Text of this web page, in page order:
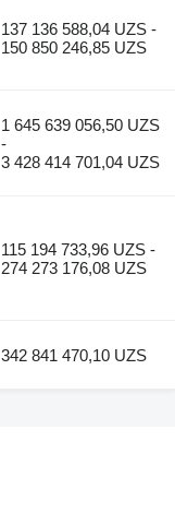
137 136 588,04 UZS -
150 850 246,85 UZS
1 645 639 056,50 UZS
-
3 428 414 701,04 UZS
115 194 733,96 UZS -
274 273 176,08 UZS
342 841 470,10 UZS